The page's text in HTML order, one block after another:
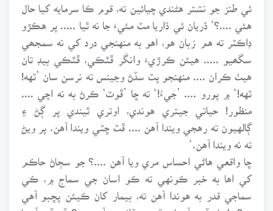
ئي طنز جو نشتر هڻندي چيائين ته، قوم ڪا سرمايه کيا حال
هئي ....؟‘ ڌريان ئي ڌاريا مٽ مئيءَ جا نه ٿيا ..... پر هڪڙو
ڊاڪٽر ته هم زبان هو، اهو به منهنجي درد کي نه سمجھي
سگھيو ..... هيئن ڪرڙيءَ وانگر ڦٿڪي، ڦٿڪي بيڊ تان
هيٺ ڪران .... منهنجو پٽ سڏڻ وڃينس ته نرسن سان ’ٽهه!
ٽهه!‘ ۾ پورو .... ’جيءُ!‘ ته ڇا ’ڦوٽ‘ ڪرڻ به نه اچي ....
منظور! حياتي جيتري هوندي، اوتري ٿيندي پر ڳڻ ۽
ڳالهيون ته رهجي ويندا آهن .... ڦٽ ڇٽي ويندا آهن، پر ويڻ
ته نه ويندا آهن.‘
ڇا واقعي هاڻي احساس مري ويا آهن ....؟ جو سڄاڻ حاڪم
کي اها به خبر ڪونهي ته ڪو اسان جي سماج ۾، ڪي
سماجي قدر به هوندا آهن ته، بيمار کان ڪيئن پڇبو آهي
...؟ دلجاءِ ڏبي آ، يا سڌيون ٻڌائبون آهن ...؟ ڏڍ ڏبو آ، يا